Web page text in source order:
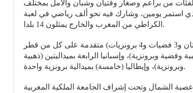
من براعم وصغار وفتيان وشبان والأمل بمختلف
استمر يومين، وشارك فيه نحو ألف رياضي في لعبة
الكراطي من المغرب والخارج يمثلون 14 بلدا.
وحلت الشيلي ثانية برصيد 9 ميداليات (ذهبيتان و3 فضيات و4 برونزيات) متقدمة على كل من قطر
ميداليات (ذهبية وفضية وبرونزية)، وإسبانيا الرابعة بميداليتين (ذهبية
وبرونزية)، وإيطاليا (خامسة) بميدالية برونزية واحدة.
الشمال وتحت إشراف الجامعة الملكية المغربية